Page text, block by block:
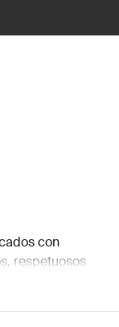
con
respetuosos